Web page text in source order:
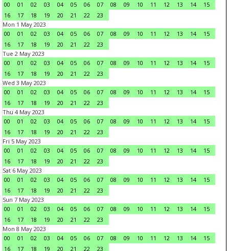
00
01 02 03 04 05 06 07 08 09 10 11 12 13 14
15
16
17 18 19 20 21 22
23
Mon 1 May 2023
00
01 02 03 04 05 06 07 08 09 10 11 12 13 14
15
16
17 18 19 20 21 22
23
Tue 2 May 2023
00
01 02 03 04 05 06 07 08 09 10 11 12 13 14
15
16
17 18 19 20 21 22
23
Wed 3 May 2023
00
01 02 03 04 05 06 07 08 09 10 11 12 13 14
15
16
17 18 19 20 21 22
23
Thu 4 May 2023
00
01 02 03 04 05 06 07 08 09 10 11 12 13 14
15
16
17 18 19 20 21 22
23
Fri 5 May 2023
00
01 02 03 04 05 06 07 08 09 10 11 12 13 14
15
16
17 18 19 20 21 22
23
Sat 6 May 2023
00
01 02 03 04 05 06 07 08 09 10 11 12 13 14
15
16
17 18 19 20 21 22
23
Sun 7 May 2023
00
01 02 03 04 05 06 07 08 09 10 11 12 13 14
15
16
17 18 19 20 21 22
23
Mon 8 May 2023
00
01 02 03 04 05 06 07 08 09 10 11 12 13 14
15
16
17 18 19 20 21 22
23